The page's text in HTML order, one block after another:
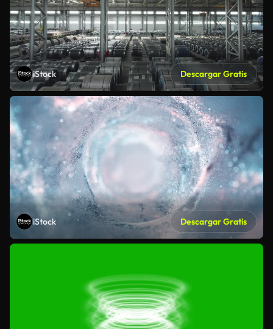
iStock Descargar Gratis
iStock Descargar Gratis